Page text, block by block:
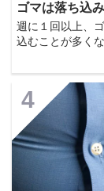
ゴマは落ち込
週に１回以上、
込むことが多く
4